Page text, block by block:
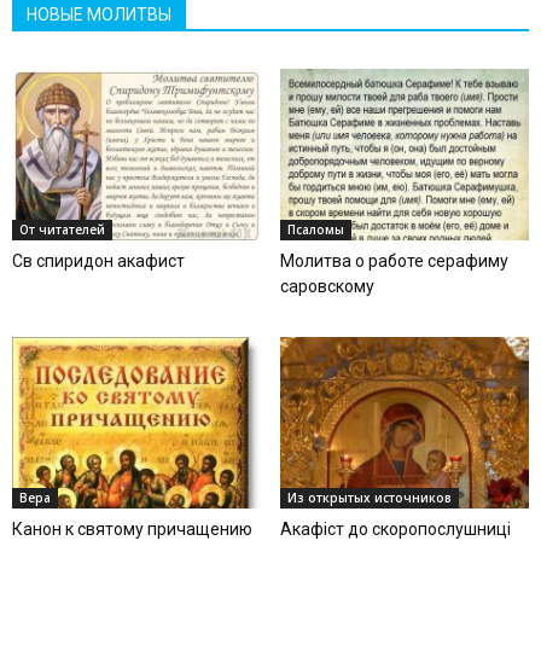
НОВЫЕ МОЛИТВЫ
От читателей
Св спиридон акафист
Псаломы
Молитва о работе серафиму
саровскому
Вера
Канон к святому причащению
Из открытых источников
Акафіст до скоропослушниці